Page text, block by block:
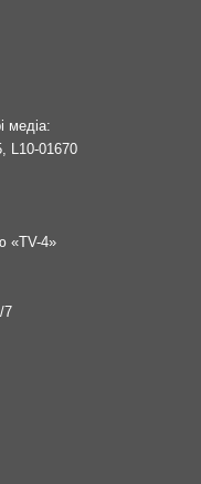
медіа:
L10-01670
«TV-4»
7